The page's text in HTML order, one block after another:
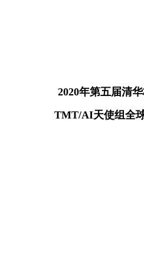
2020年第五届清
TMT/AI天使组全